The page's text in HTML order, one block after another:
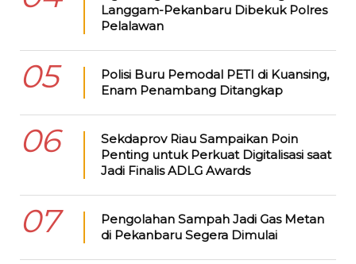
Langgam-Pekanbaru Dibekuk Polres
Pelalawan
05
Polisi Buru Pemodal PETI di Kuansing,
Enam Penambang Ditangkap
06
Sekdaprov Riau Sampaikan Poin
Penting untuk Perkuat Digitalisasi saat
Jadi Finalis ADLG Awards
07
Pengolahan Sampah Jadi Gas Metan
di Pekanbaru Segera Dimulai